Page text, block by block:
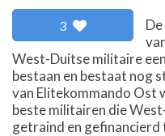
3
West-Duitse militaire
bestaan en bestaat nog
van Elitekommando Ost
beste militairen die
getraind en